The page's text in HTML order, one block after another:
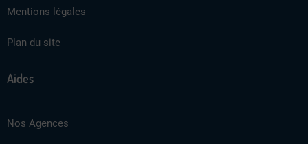
Mentions légales
Plan du site
Aides
Nos Agences